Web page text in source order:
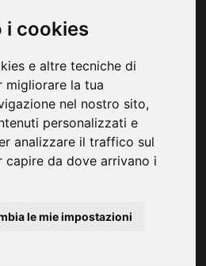
i cookies
e altre tecniche di
migliorare la tua
nel nostro sito,
personalizzati e
analizzare il traffico sul
capire da dove arrivano i
le mie impostazioni
fantasma